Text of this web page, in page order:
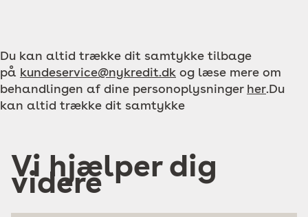
Du kan altid trække dit samtykke tilbage
på kundeservice@nykredit.dk og læse mere om
behandlingen af dine personoplysninger her.Du
kan altid trække dit samtykke
Vi hjælper dig
videre